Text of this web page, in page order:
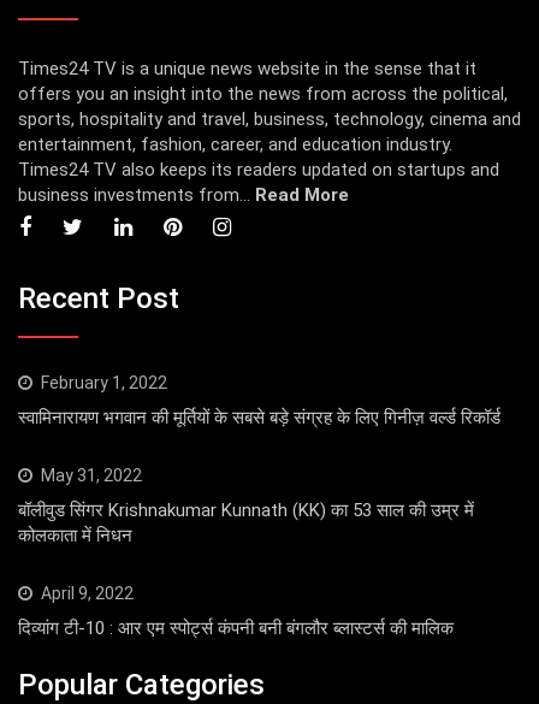
Times24 TV is a unique news website in the sense that it
offers you an insight into the news from across the political,
sports, hospitality and travel, business, technology, cinema and
entertainment, fashion, career, and education industry.
Times24 TV also keeps its readers updated on startups and
business investments from... Read More
Recent Post
February 1, 2022
स्वामिनारायण भगवान की मूर्तियों के सबसे बड़े संग्रह के लिए गिनीज़ वर्ल्ड रिकॉर्ड
May 31, 2022
बॉलीवुड सिंगर Krishnakumar Kunnath (KK) का 53 साल की उम्र में
कोलकाता में निधन
April 9, 2022
दिव्यांग टी-10 : आर एम स्पोर्ट्स कंपनी बनी बंगलौर ब्लास्टर्स की मालिक
Popular Categories